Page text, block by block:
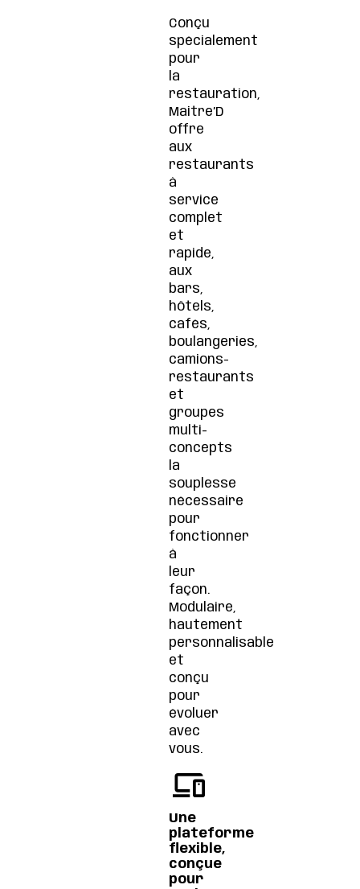
Conçu
spécialement
pour
la
restauration,
Maitre’D
offre
aux
restaurants
à
service
complet
et
rapide,
aux
bars,
hôtels,
cafés,
boulangeries,
camions-
restaurants
et
groupes
multi-
concepts
la
souplesse
nécessaire
pour
fonctionner
à
leur
façon.
Modulaire,
hautement
personnalisable
et
conçu
pour
évoluer
avec
vous.
Une
plateforme
flexible,
conçue
pour